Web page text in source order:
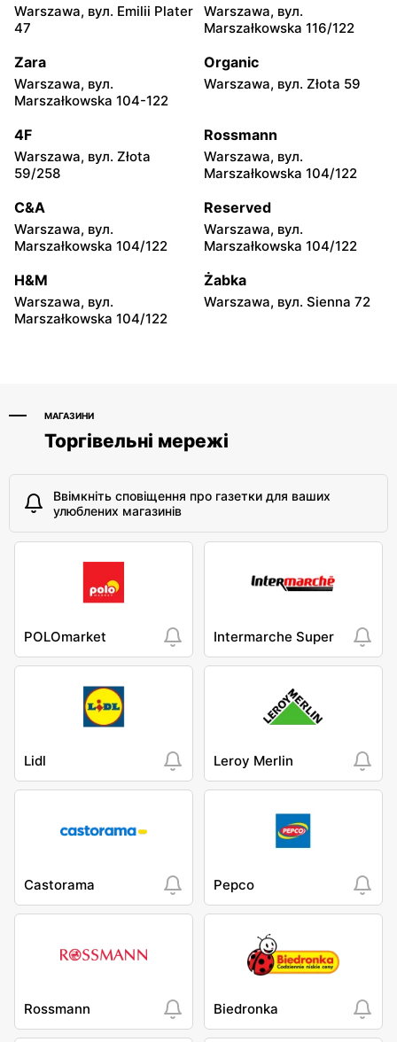
Kazimierza Wielka, вул.
Kolejowa 15
Kamień, вул. Błonie 23
moje sklepy
Górki, вул. Górki 71
moje sklepy
Gumniska, вул. Gumniska
moje sklepy
Iwierzyce, вул. Iwierzyce
152A
moje sklepy
Tczew, вул. Franciszka
Żwirki 61
moje sklepy
Hyżne, вул. Hyżne 100
moje sklepy
Jarosław, вул. Pełkińska
147
moje sklepy
Niebylec, вул. Niebylec 139
moje sklepy
Opole, вул. Grudzicka 45
Warszawa, вул. Emilii Plater
47
Warszawa, вул.
Marszałkowska 116/122
Zara
Warszawa, вул.
Marszałkowska 104-122
Organic
Warszawa, вул. Złota 59
4F
Warszawa, вул. Złota
59/258
Rossmann
Warszawa, вул.
Marszałkowska 104/122
C&A
Warszawa, вул.
Marszałkowska 104/122
Reserved
Warszawa, вул.
Marszałkowska 104/122
H&M
Warszawa, вул.
Marszałkowska 104/122
Żabka
Warszawa, вул. Sienna 72
МАГАЗИНИ
Торгівельні мережі
Ввімкніть сповіщення про газетки для ваших
улюблених магазинів
POLOmarket Intermarche Super
Lidl Leroy Merlin
Castorama Pepco
Rossmann Biedronka